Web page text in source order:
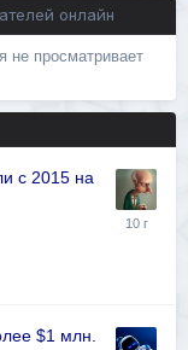
онлайн
не просматривает
с 2015 на
$1 млн.